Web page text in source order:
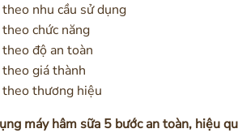
nhu cầu sử dụng
chức năng
độ an toàn
theo giá thành
theo thương hiệu
máy hâm sữa 5 bước an toàn, hiệu